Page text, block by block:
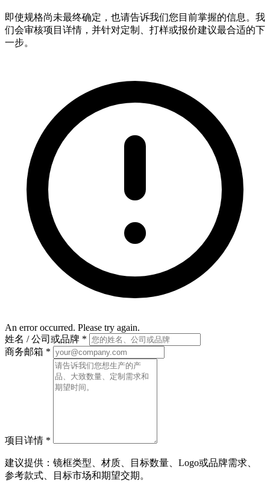
即使规格尚未最终确定，也请告诉我们您目前掌握的信息。我
们会审核项目详情，并针对定制、打样或报价建议最合适的下
一步。
An error occurred. Please try again.
姓名 / 公司或品牌 *
商务邮箱 *
项目详情 *
建议提供：镜框类型、材质、目标数量、Logo或品牌需求、
参考款式、目标市场和期望交期。